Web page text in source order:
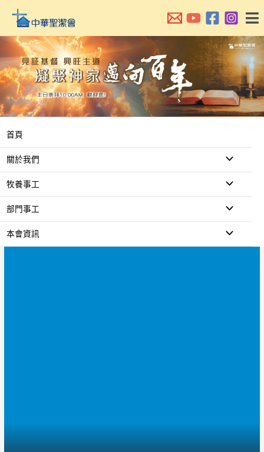
主
內
容
首頁
關於我們
牧養事工
部門事工
本會資訊